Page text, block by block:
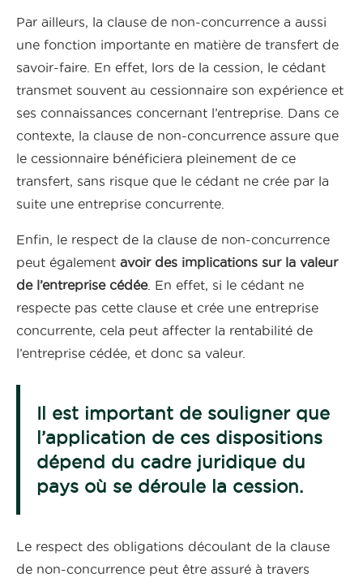
Par ailleurs, la clause de non-concurrence a aussi
une fonction importante en matière de transfert de
savoir-faire. En effet, lors de la cession, le cédant
transmet souvent au cessionnaire son expérience et
ses connaissances concernant l’entreprise. Dans ce
contexte, la clause de non-concurrence assure que
le cessionnaire bénéficiera pleinement de ce
transfert, sans risque que le cédant ne crée par la
suite une entreprise concurrente.
Enfin, le respect de la clause de non-concurrence
peut également avoir des implications sur la valeur
de l’entreprise cédée. En effet, si le cédant ne
respecte pas cette clause et crée une entreprise
concurrente, cela peut affecter la rentabilité de
l’entreprise cédée, et donc sa valeur.
Il est important de souligner que
l’application de ces dispositions
dépend du cadre juridique du
pays où se déroule la cession.
Le respect des obligations découlant de la clause
de non-concurrence peut être assuré à travers